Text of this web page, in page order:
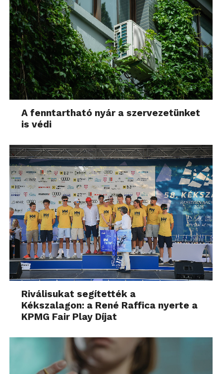
A fenntartható nyár a szervezetünket
is védi
Riválisukat segítették a
Kékszalagon: a René Raffica nyerte a
KPMG Fair Play Díjat